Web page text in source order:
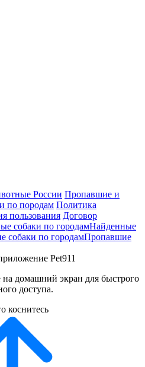
России Пропавшие и
по породам Политика
пользования Договор
собаки по городамНайденные
собаки по городамПропавшие
Pet911
домашний экран для быстрого
доступа.
коснитесь